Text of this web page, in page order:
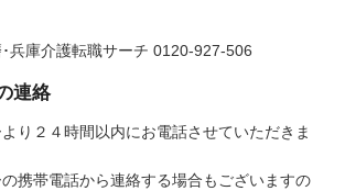
･兵庫介護転職サーチ 0120-927-506
連絡
り２４時間以内にお電話させていただきま
携帯電話から連絡する場合もございますの